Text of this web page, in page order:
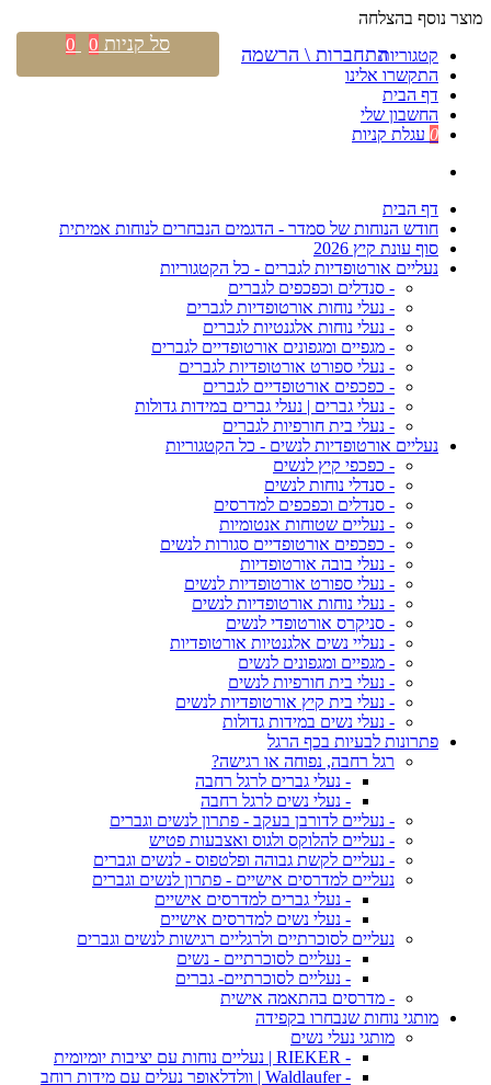
מוצר נוסף בהצלחה
קטגוריות
התקשרו אלינו
דף הבית
החשבון שלי
0 עגלת קניות
דף הבית
חודש הנוחות של סמדר - הדגמים הנבחרים לנוחות אמיתית
סוף עונת קיץ 2026
נעליים אורטופדיות לגברים - כל הקטגוריות
- סנדלים וכפכפים לגברים
- נעלי נוחות אורטופדיות לגברים
- נעלי נוחות אלגנטיות לגברים
- מגפיים ומגפונים אורטופדיים לגברים
- נעלי ספורט אורטופדיות לגברים
- כפכפים אורטופדיים לגברים
- נעלי גברים | נעלי גברים במידות גדולות
- נעלי בית חורפיות לגברים
נעליים אורטופדיות לנשים - כל הקטגוריות
- כפכפי קיץ לנשים
- סנדלי נוחות לנשים
- סנדלים וכפכפים למדרסים
- נעליים שטוחות אנטומיות
- כפכפים אורטופדיים סגורות לנשים
- נעלי בובה אורטופדיות
- נעלי ספורט אורטופדיות לנשים
- נעלי נוחות אורטופדיות לנשים
- סניקרס אורטופדי לנשים
- נעליי נשים אלגנטיות אורטופדיות
- מגפיים ומגפונים לנשים
- נעלי בית חורפיות לנשים
- נעלי בית קיץ אורטופדיות לנשים
- נעלי נשים במידות גדולות
פתרונות לבעיות בכף הרגל
רגל רחבה, נפוחה או רגישה?
- נעלי גברים לרגל רחבה
- נעלי נשים לרגל רחבה
- נעליים לדורבן בעקב - פתרון לנשים וגברים
- נעליים להלוקס ולגוס ואצבעות פטיש
- נעליים לקשת גבוהה ופלטפוס - לנשים וגברים
נעליים למדרסים אישיים - פתרון לנשים וגברים
- נעלי גברים למדרסים אישיים
- נעלי נשים למדרסים אישיים
נעליים לסוכרתיים ולרגליים רגישות לנשים וגברים
- נעליים לסוכרתיים - נשים
- נעליים לסוכרתיים- גברים
- מדרסים בהתאמה אישית
מותגי נוחות שנבחרו בקפידה
מותגי נעלי נשים
- RIEKER | נעליים נוחות עם יציבות יומיומית
- Waldlaufer | וולדלאופר נעלים עם מידות רוחב
התחברות \ הרשמה סל קניות 0
0